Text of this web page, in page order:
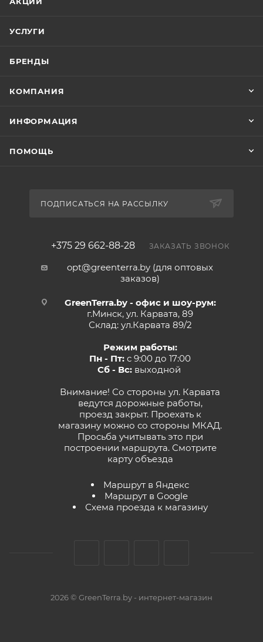
УСЛУГИ
БРЕНДЫ
КОМПАНИЯ
ИНФОРМАЦИЯ
ПОМОЩЬ
ПОДПИСАТЬСЯ НА РАССЫЛКУ
+375 29 662-88-28 ЗАКАЗАТЬ ЗВОНОК
opt@greenterra.by (для оптовых
заказов)
GreenTerra.by - офис и шоу-рум:
г.Минск, ул. Карвата, 89
Склад: ул.Карвата 89/2
Режим работы:
Пн - Пт: с 9:00 до 17:00
Сб - Вс:выходной
Внимание! Со стороны ул. Карвата
ведутся дорожные работы,
проезд закрыт. Проехать к
магазину можно со стороны МКАД.
Просьба учитывать это при
построении маршрута. Смотрите
карту объезда
Маршрут в Яндекс
Маршрут в Google
Схема проезда к магазину
2026 © GreenTerra.by - интернет-магазин